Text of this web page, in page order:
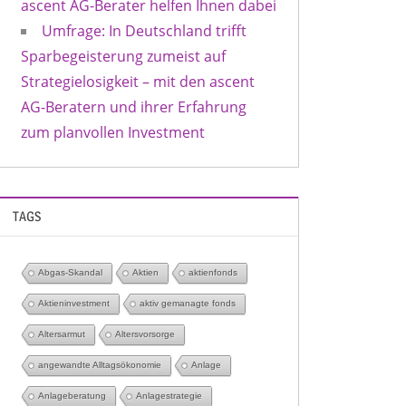
ascent AG-Berater helfen Ihnen dabei
Umfrage: In Deutschland trifft
Sparbegeisterung zumeist auf
Strategielosigkeit – mit den ascent
AG-Beratern und ihrer Erfahrung
zum planvollen Investment
TAGS
Abgas-Skandal Aktien aktienfonds
Aktieninvestment aktiv gemanagte fonds
Altersarmut Altersvorsorge
angewandte Alltagsökonomie Anlage
Anlageberatung Anlagestrategie